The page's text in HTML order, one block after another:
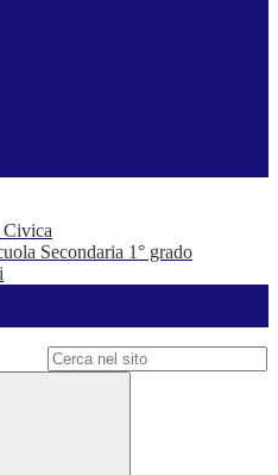
Civica
Secondaria 1° grado